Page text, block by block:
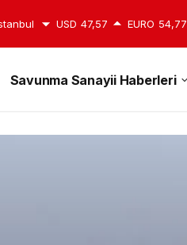
USD 47,57 EURO 54,77
Savunma Sanayii Haberleri